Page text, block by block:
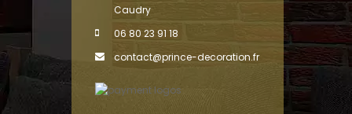
légume peut dynamiser l'espace et stimuler la
Caudry
06 80 23 91 18
contact@prince-decoration.fr